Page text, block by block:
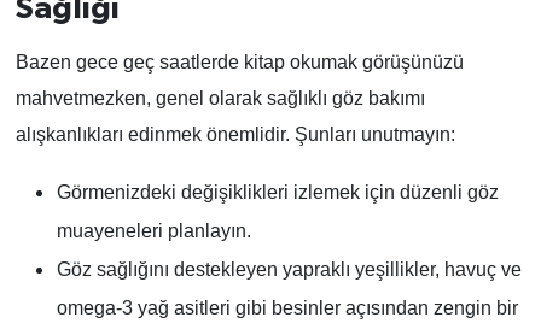
Sağlığı
Bazen gece geç saatlerde kitap okumak görüşünüzü
mahvetmezken, genel olarak sağlıklı göz bakımı
alışkanlıkları edinmek önemlidir. Şunları unutmayın:
Görmenizdeki değişiklikleri izlemek için düzenli göz
muayeneleri planlayın.
Göz sağlığını destekleyen yapraklı yeşillikler, havuç ve
omega-3 yağ asitleri gibi besinler açısından zengin bir